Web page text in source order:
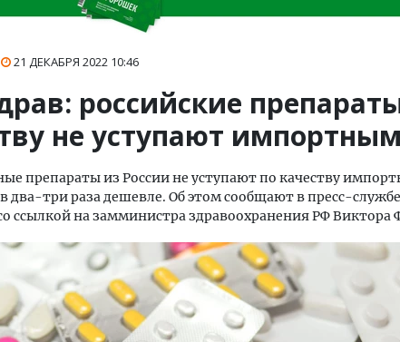
21 ДЕКАБРЯ 2022 10:46
российские
не уступают импортным
препараты из России не уступают по качеству
два-три раза дешевле. Об этом сообщают в пресс-службе
ссылкой на замминистра здравоохранения РФ Виктора